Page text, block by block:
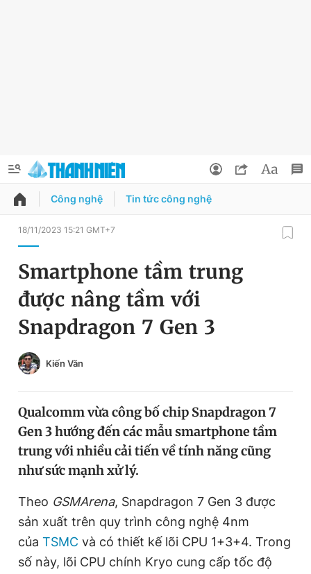
QUẢNG CÁO ĐẶT BÁO
Chuyên mục
Chuyên mục khác
Chào ngày mới
Tin 360
Video Magazine
Sản phẩm khác
Tiện ích Bạn cần biết
Thông tin tòa soạn Liên hệ quảng cáo
Đổi mật khẩu
Tin đã lưu
Tin đã xem
Công nghệ Tin tức công nghệ
18/11/2023 15:21 GMT+7
Smartphone tầm trung
được nâng tầm với
Snapdragon 7 Gen 3
Kiến Văn
Qualcomm vừa công bố chip Snapdragon 7
Gen 3 hướng đến các mẫu smartphone tầm
trung với nhiều cải tiến về tính năng cũng
như sức mạnh xử lý.
Theo GSMArena, Snapdragon 7 Gen 3 được
sản xuất trên quy trình công nghệ 4nm
của TSMC và có thiết kế lõi CPU 1+3+4. Trong
số này, lõi CPU chính Kryo cung cấp tốc độ